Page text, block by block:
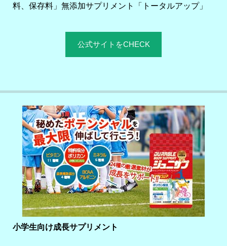
料、保存料」無添加サプリメント「トータルアップ」
公式サイトをCHECK
小学生向け成長サプリメント